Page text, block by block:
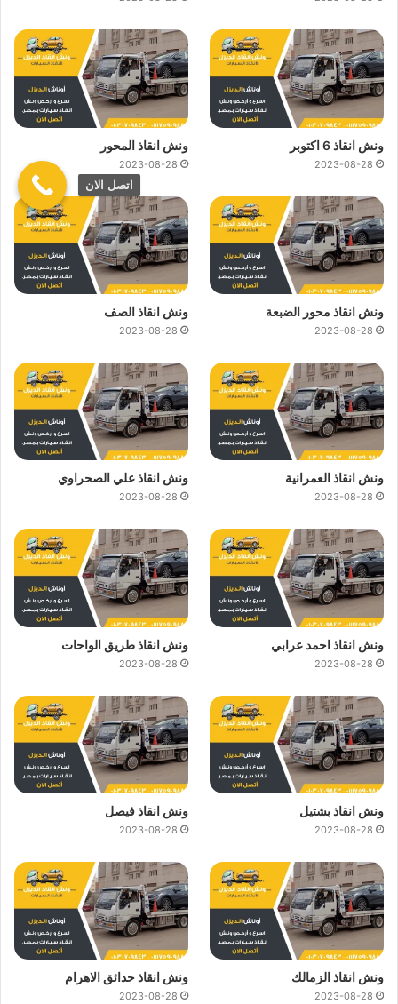
ونش انقاذ 6 اكتوبر
2023-08-28
ونش انقاذ المحور
2023-08-28
ونش انقاذ محور الضبعة
2023-08-28
ونش انقاذ الصف
2023-08-28
ونش انقاذ العمرانية
2023-08-28
ونش انقاذ علي الصحراوي
2023-08-28
ونش انقاذ احمد عرابي
2023-08-28
ونش انقاذ طريق الواحات
2023-08-28
ونش انقاذ بشتيل
2023-08-28
ونش انقاذ فيصل
2023-08-28
ونش انقاذ الزمالك
2023-08-28
ونش انقاذ حدائق الاهرام
2023-08-28
اتصل الان